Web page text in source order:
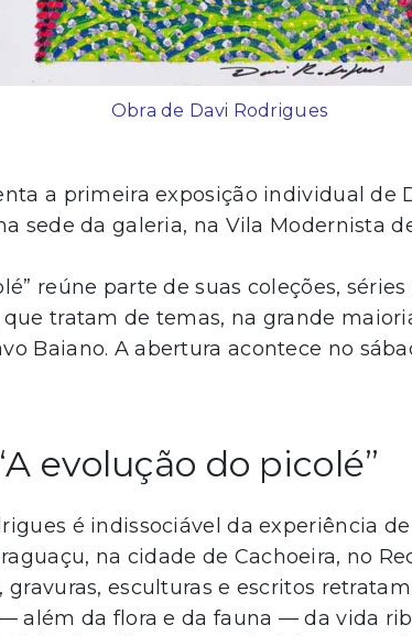
Obra de Davi Rodrigues
a primeira exposição individual de
sede da galeria, na Vila Modernista
reúne parte de suas coleções,
tratam de temas, na grande
Baiano. A abertura acontece no
evolução do picolé”
é indissociável da experiência
na cidade de Cachoeira, no
gravuras, esculturas e escritos
além da flora e da fauna — da vida